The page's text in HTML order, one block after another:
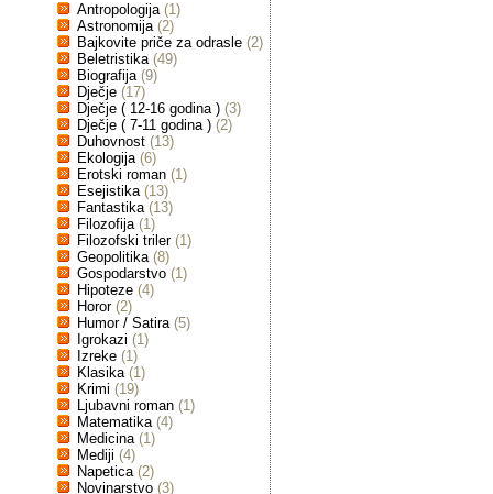
Antropologija (1)
Astronomija (2)
Bajkovite priče za odrasle (2)
Beletristika (49)
Biografija (9)
Dječje (17)
Dječje ( 12-16 godina ) (3)
Dječje ( 7-11 godina ) (2)
Duhovnost (13)
Ekologija (6)
Erotski roman (1)
Esejistika (13)
Fantastika (13)
Filozofija (1)
Filozofski triler (1)
Geopolitika (8)
Gospodarstvo (1)
Hipoteze (4)
Horor (2)
Humor / Satira (5)
Igrokazi (1)
Izreke (1)
Klasika (1)
Krimi (19)
Ljubavni roman (1)
Matematika (4)
Medicina (1)
Mediji (4)
Napetica (2)
Novinarstvo (3)